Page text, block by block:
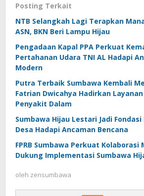
Posting Terkait
NTB Selangkah Lagi Terapkan
ASN, BKN Beri Lampu Hijau
Pengadaan Kapal PPA Perkuat
Pertahanan Udara TNI AL Hadapi
Modern
Putra Terbaik Sumbawa Kembali
Fatrian Dwicahya Hadirkan
Penyakit Dalam
Sumbawa Hijau Lestari Jadi
Desa Hadapi Ancaman Bencana
FPRB Sumbawa Perkuat Kolaborasi
Dukung Implementasi Sumbawa
oleh zensumbawa